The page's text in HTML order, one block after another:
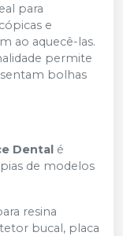
para
e
ao aquecê-las.
permite
bolhas
Dental é
de modelos
resina
bucal, placa